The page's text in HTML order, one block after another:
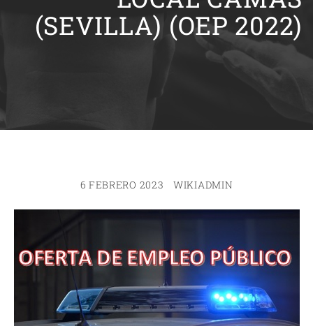
(SEVILLA) (OEP 2022)
6 FEBRERO 2023 WIKIADMIN